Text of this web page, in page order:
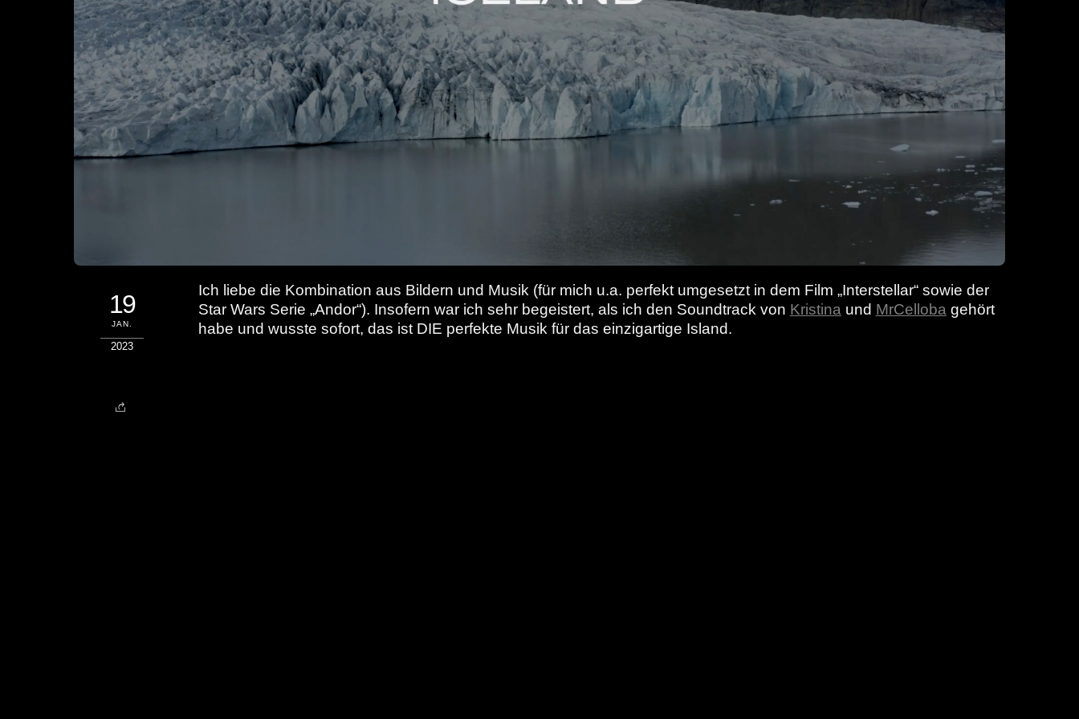
19
JAN.
2023
Ich liebe die Kombination aus Bildern und Musik (für mich u.a. perfekt umgesetzt in dem Film „Interstellar“ sowie der
Star Wars Serie „Andor“). Insofern war ich sehr begeistert, als ich den Soundtrack von Kristina und MrCelloba gehört
habe und wusste sofort, das ist DIE perfekte Musik für das einzigartige Island.